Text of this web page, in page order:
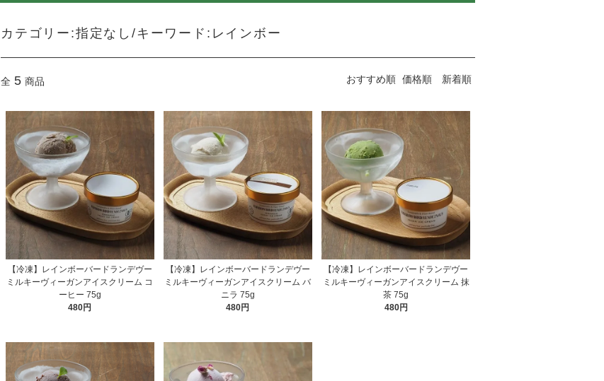
カテゴリー:指定なし/キーワード:レインボー
全 5 商品 おすすめ順 価格順 新着順
【冷凍】レインボーバードランデヴー
ミルキーヴィーガンアイスクリーム コ
ーヒー 75g
480円
【冷凍】レインボーバードランデヴー
ミルキーヴィーガンアイスクリーム バ
ニラ 75g
480円
【冷凍】レインボーバードランデヴー
ミルキーヴィーガンアイスクリーム 抹
茶 75g
480円